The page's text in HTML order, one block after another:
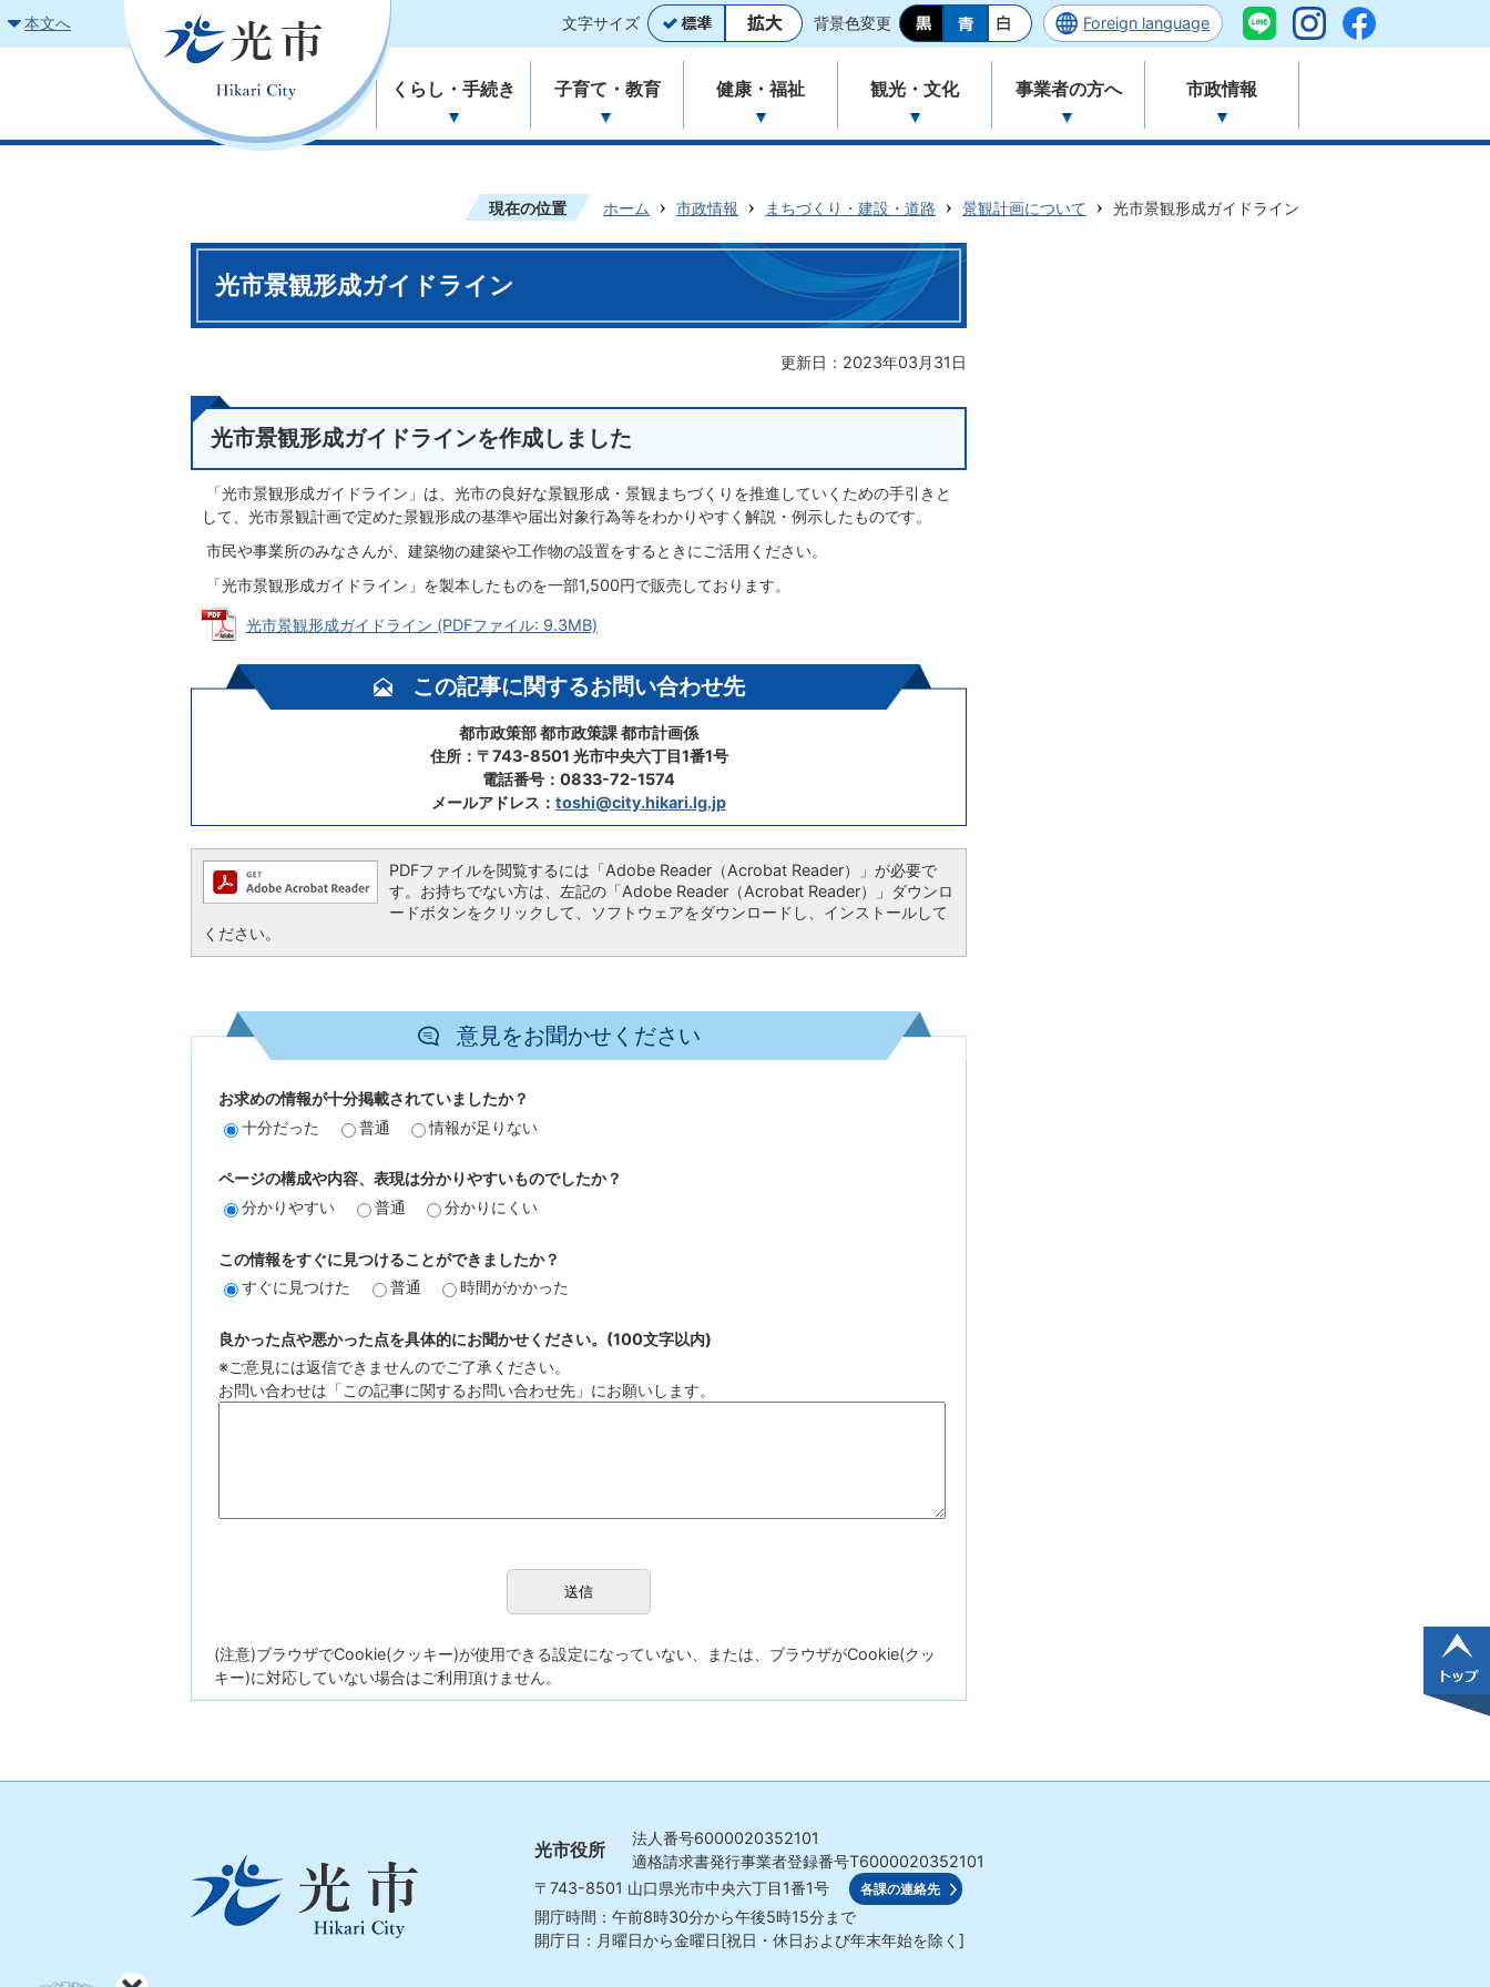
本文へ 文字サイズ 背景色変更 Foreign language
くらし・手続き 子育て・教育 健康・福祉 観光・文化 事業者の方へ 市政情報
現在の位置 ホーム 市政情報 まちづくり・建設・道路 景観計画について 光市景観形成ガイドライン
光市景観形成ガイドライン
更新日：2023年03月31日
光市景観形成ガイドラインを作成しました
「光市景観形成ガイドライン」は、光市の良好な景観形成・景観まちづくりを推進していくための手引きと
して、光市景観計画で定めた景観形成の基準や届出対象行為等をわかりやすく解説・例示したものです。
市民や事業所のみなさんが、建築物の建築や工作物の設置をするときにご活用ください。
「光市景観形成ガイドライン」を製本したものを一部1,500円で販売しております。
光市景観形成ガイドライン (PDFファイル: 9.3MB)
この記事に関するお問い合わせ先
都市政策部 都市政策課 都市計画係
住所：〒743-8501 光市中央六丁目1番1号
電話番号：0833-72-1574
メールアドレス： toshi@city.hikari.lg.jp
PDFファイルを閲覧するには「Adobe Reader（Acrobat Reader）」が必要で
す。お持ちでない方は、左記の「Adobe Reader（Acrobat Reader）」ダウンロ
ードボタンをクリックして、ソフトウェアをダウンロードし、インストールして
ください。
意見をお聞かせください
お求めの情報が十分掲載されていましたか？
十分だった
普通 情報が足りない
ページの構成や内容、表現は分かりやすいものでしたか？
分かりやすい
普通 分かりにくい
この情報をすぐに見つけることができましたか？
すぐに見つけた
普通 時間がかかった
良かった点や悪かった点を具体的にお聞かせください。(100文字以内)
※ご意見には返信できませんのでご了承ください。
お問い合わせは「この記事に関するお問い合わせ先」にお願いします。
(注意)ブラウザでCookie(クッキー)が使用できる設定になっていない、または、ブラウザがCookie(クッ
キー)に対応していない場合はご利用頂けません。
Hikari
光市役所
法人番号6000020352101
適格請求書発行事業者登録番号T6000020352101
〒743-8501 山口県光市中央六丁目1番1号 各課の連絡先
開庁時間：午前8時30分から午後5時15分まで
開庁日：月曜日から金曜日[祝日・休日および年末年始を除く]